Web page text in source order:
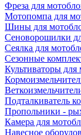
Фреза для
Мотопомпа для
Шины для
Сеноворошилки
Сеялка для
Сезонные
Культиваторы для
Подталкиватель
Пропольники -
Камера для
Навесное